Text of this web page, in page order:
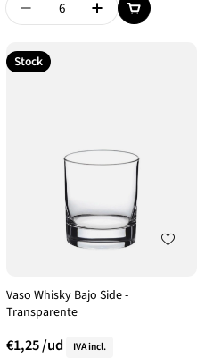
}}
De {{ Product }}
Disminuir Cantidad De
Aumentar
Stock
Vaso Whisky Bajo Side -
Transparente
€1,25/ud IVA incl.